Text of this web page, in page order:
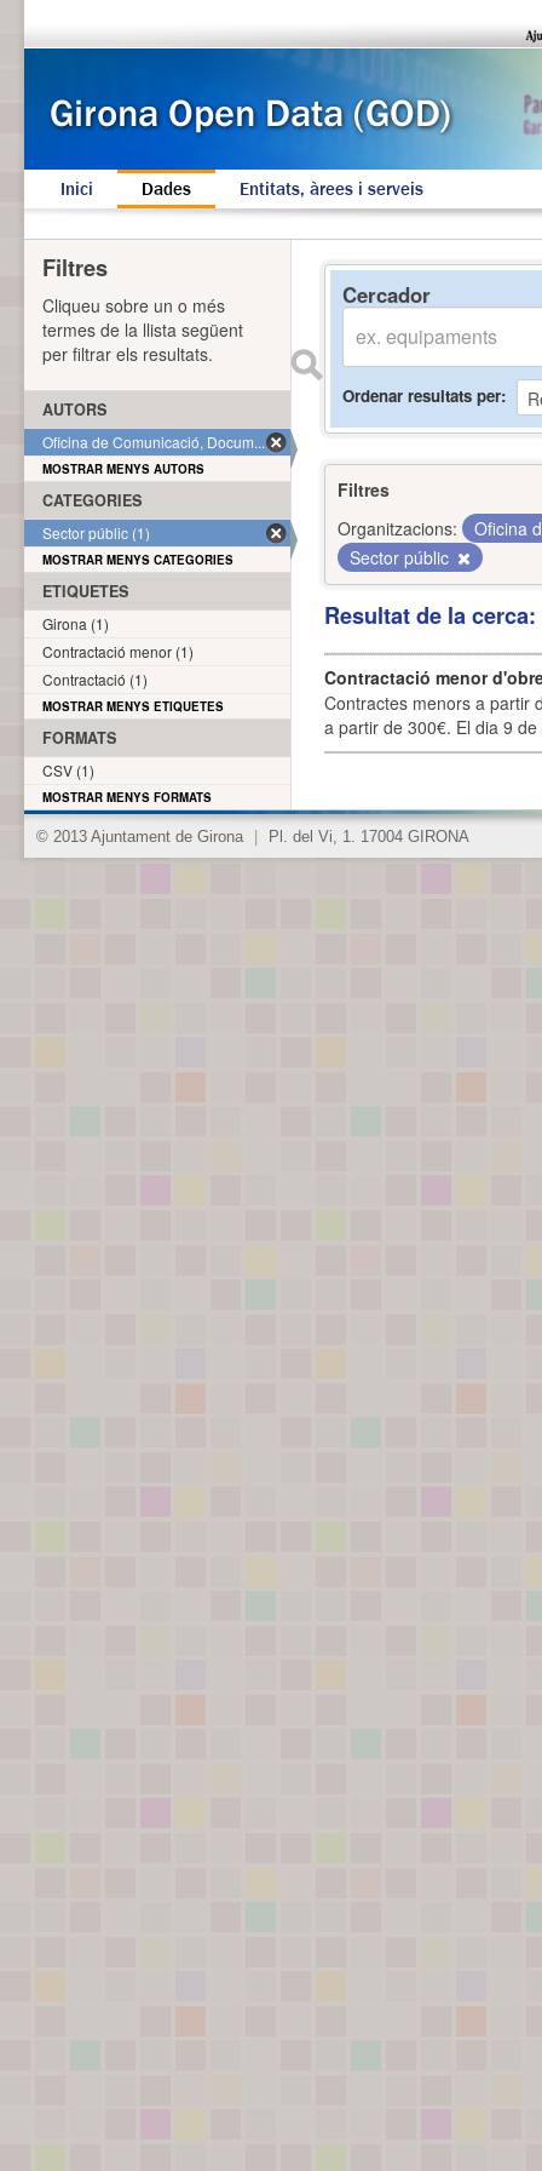
Inici Dades Entitats, àrees i serveis
Cercador
Ordenar resultats per
Filtres
Organitzacions:
Oficina
Sector públic
Resultat de la
Contractació menor
Contractes menors a partir
a partir de 300€. El dia 9
Filtres
Cliqueu sobre un o més
termes de la llista següent
per filtrar els resultats.
AUTORS
Oficina de Comunicació, Docum... (1)
MOSTRAR MENYS AUTORS
CATEGORIES
Sector públic (1)
MOSTRAR MENYS CATEGORIES
ETIQUETES
Girona (1)
Contractació menor (1)
Contractació (1)
MOSTRAR MENYS ETIQUETES
FORMATS
CSV (1)
MOSTRAR MENYS FORMATS
© 2013 Ajuntament de Girona Pl. del Vi, 1. 17004 GIRONA